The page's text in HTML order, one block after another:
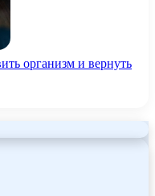
организм и вернуть